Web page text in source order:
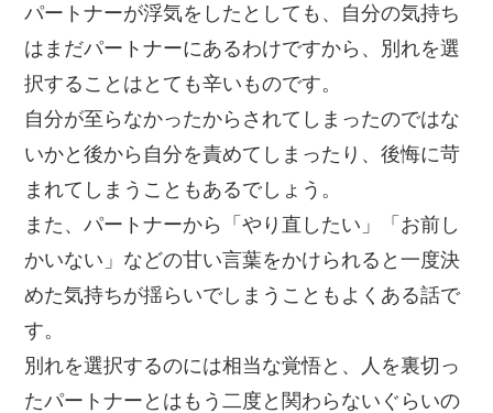
パートナーが浮気をしたとしても、自分の気持ち
はまだパートナーにあるわけですから、別れを選
択することはとても辛いものです。
自分が至らなかったからされてしまったのではな
いかと後から自分を責めてしまったり、後悔に苛
まれてしまうこともあるでしょう。
また、パートナーから「やり直したい」「お前し
かいない」などの甘い言葉をかけられると一度決
めた気持ちが揺らいでしまうこともよくある話で
す。
別れを選択するのには相当な覚悟と、人を裏切っ
たパートナーとはもう二度と関わらないぐらいの